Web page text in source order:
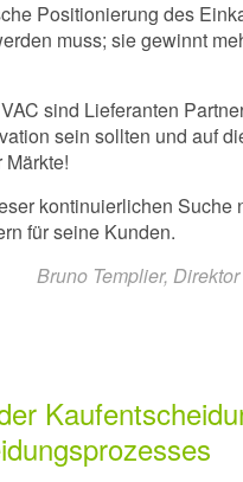
Positionierung des
muss; sie gewinnt
sind Lieferanten
sein sollten und auf
kontinuierlichen Suche
für seine Kunden.
Bruno Templier,